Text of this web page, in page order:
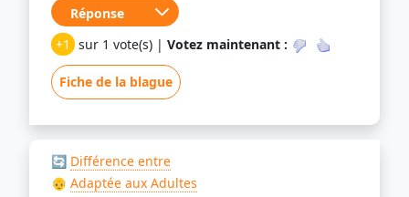
+1 sur 1 vote(s) | Votez maintenant :
Fiche de la blague
🔄 Différence entre
👴 Adaptée aux Adultes